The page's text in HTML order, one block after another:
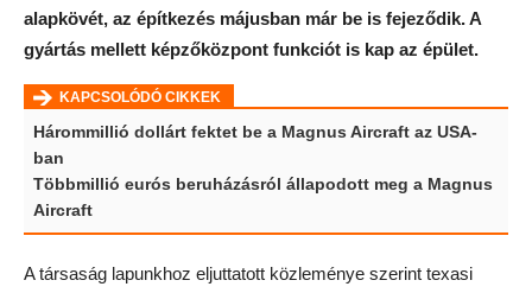
alapkövét, az építkezés májusban már be is fejeződik. A
gyártás mellett képzőközpont funkciót is kap az épület.
KAPCSOLÓDÓ CIKKEK
Hárommillió dollárt fektet be a Magnus Aircraft az USA-
ban
Többmillió eurós beruházásról állapodott meg a Magnus
Aircraft
A társaság lapunkhoz eljuttatott közleménye szerint texasi